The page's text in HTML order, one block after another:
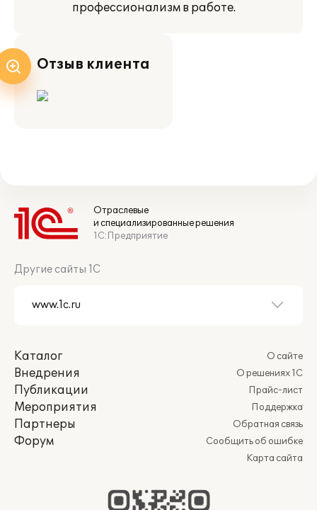
профессионализм в работе.
Отзыв клиента
Отраслевые
и специализированные решения
1С:Предприятие
Другие сайты 1С
Каталог
Внедрения
Публикации
Мероприятия
Партнеры
Форум
О сайте
О решениях 1С
Прайс-лист
Поддержка
Обратная связь
Сообщить об ошибке
Карта сайта